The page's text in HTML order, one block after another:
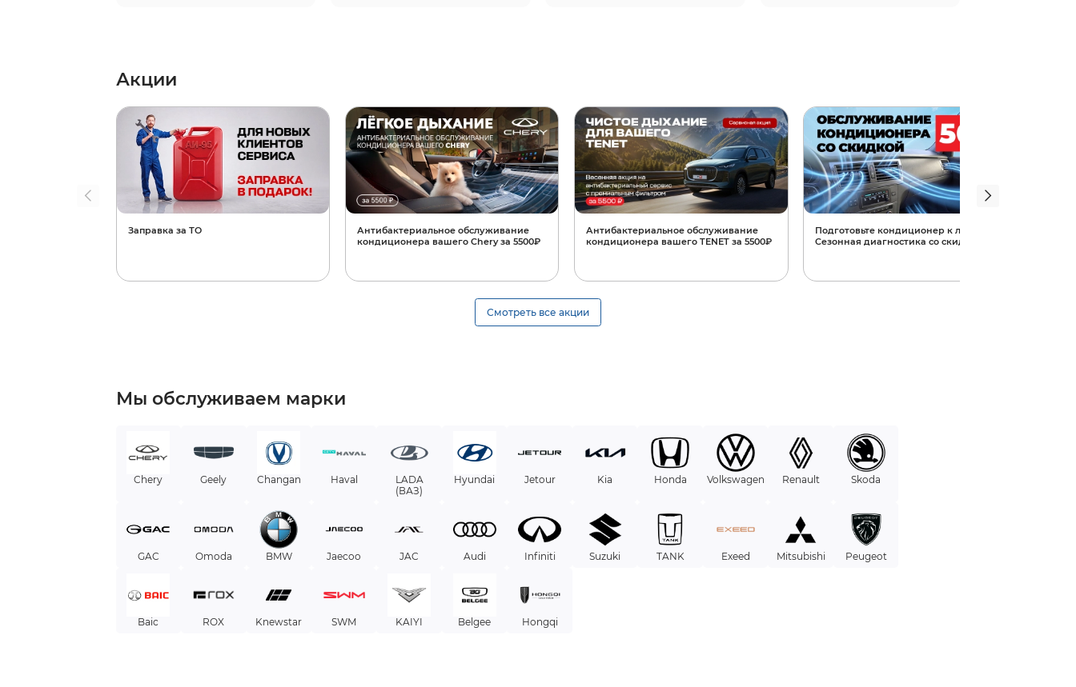
Акции
Заправка за ТО
Антибактериальное обслуживание
кондиционера вашего Chery за 5500₽
Антибактериальное обслуживание
кондиционера вашего TENET за 5500₽
Подготовьте кондиционер к лету!
Сезонная диагностика со скидкой 50%
Смотреть все акции
Мы обслуживаем марки
Chery Geely Changan Haval
LADA
(ВАЗ)
Hyundai Jetour Kia Honda Volkswagen Renault Skoda
GAC Omoda BMW Jaecoo JAC Audi Infiniti Suzuki TANK Exeed Mitsubishi Peugeot
Baic ROX Knewstar SWM KAIYI Belgee Hongqi